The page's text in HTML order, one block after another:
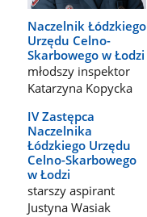
Naczelnik Łódzkiego
Urzędu Celno-
Skarbowego w Łodzi
młodszy inspektor
Katarzyna Kopycka
IV Zastępca
Naczelnika
Łódzkiego Urzędu
Celno-Skarbowego
w Łodzi
starszy aspirant
Justyna Wasiak